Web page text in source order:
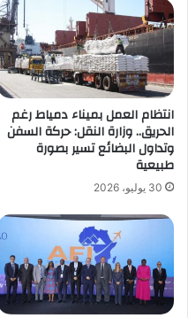
انتظام العمل بميناء دمياط رغم
الحريق.. وزارة النقل: حركة السفن
وتداول البضائع تسير بصورة
طبيعية
30 يوليو، 2026